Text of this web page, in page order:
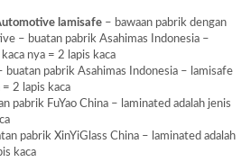
lamisafe – bawaan pabrik dengan
– buatan pabrik Asahimas Indonesia –
nya = 2 lapis kaca
buatan pabrik Asahimas Indonesia – lamisafe
= 2 lapis kaca
pabrik FuYao China – laminated adalah jenis
pabrik XinYiGlass China – laminated adalah
kaca